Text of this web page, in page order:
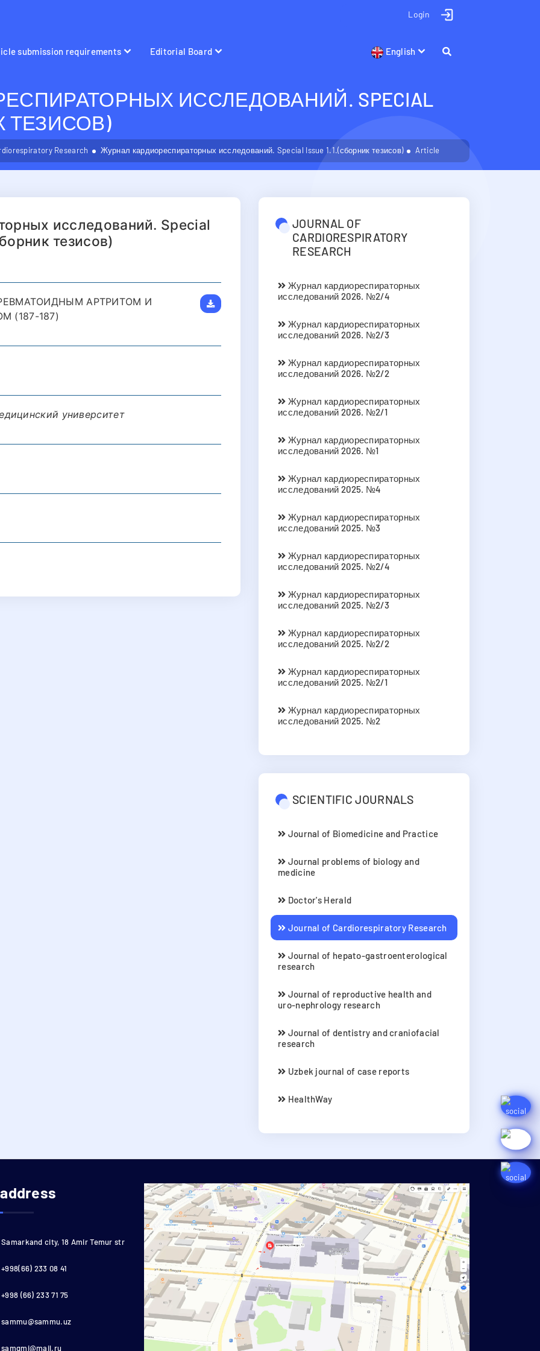
Login
submission requirements Editorial Board English
ИССЛЕДОВАНИЙ. SPECIAL
ТЕЗИСОВ)
Research Журнал кардиореспираторных исследований. Special Issue 1.1.(сборник тезисов) Article
исследований. Special
тезисов)
АРТРИТОМ И
(187-187)
университет
JOURNAL OF
CARDIORESPIRATORY
RESEARCH
Журнал кардиореспираторных
исследований 2026. №2/4
Журнал кардиореспираторных
исследований 2026. №2/3
Журнал кардиореспираторных
исследований 2026. №2/2
Журнал кардиореспираторных
исследований 2026. №2/1
Журнал кардиореспираторных
исследований 2026. №1
Журнал кардиореспираторных
исследований 2025. №4
Журнал кардиореспираторных
исследований 2025. №3
Журнал кардиореспираторных
исследований 2025. №2/4
Журнал кардиореспираторных
исследований 2025. №2/3
Журнал кардиореспираторных
исследований 2025. №2/2
Журнал кардиореспираторных
исследований 2025. №2/1
Журнал кардиореспираторных
исследований 2025. №2
SCIENTIFIC JOURNALS
Journal of Biomedicine and Practice
Journal problems of biology and
medicine
Doctor's Herald
Journal of Cardiorespiratory Research
Journal of hepato-gastroenterological
research
Journal of reproductive health and
uro-nephrology research
Journal of dentistry and craniofacial
research
Uzbek journal of case reports
HealthWay
Samarkand city, 18 Amir Temur str
+998(66) 233 08 41
+998 (66) 233 71 75
sammu@sammu.uz
samgmi@mail.ru